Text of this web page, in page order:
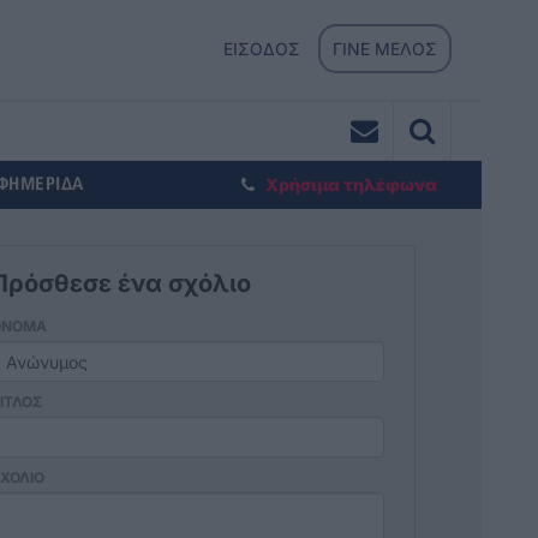
ΕΙΣΟΔΟΣ ΓΙΝΕ ΜΕΛΟΣ
Χρήσιμα τηλέφωνα
ένα σχόλιο